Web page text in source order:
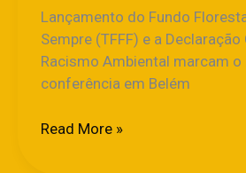
Lançamento do Fundo
Sempre (TFFF) e a Declaração
Racismo Ambiental marcam o
conferência em Belém
Read More »